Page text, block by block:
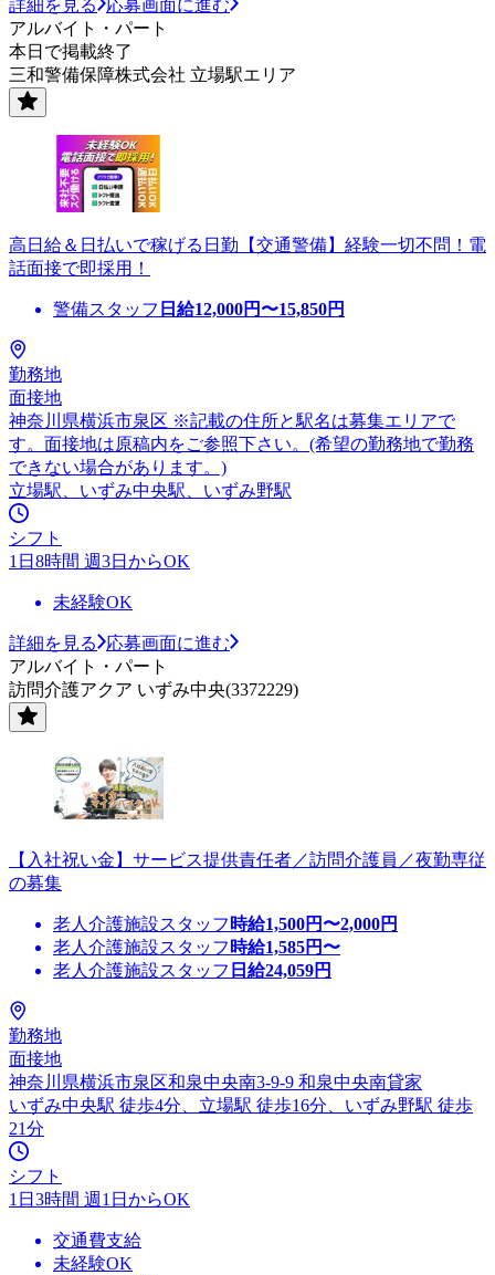
詳細を見る
応募画面に進む
アルバイト・パート
本日で掲載終了
三和警備保障株式会社 立場駅エリア
高日給＆日払いで稼げる日勤【交通警備】経験一切不問！電
話面接で即採用！
警備スタッフ 日給12,000円〜15,850円
勤務地
面接地
神奈川県横浜市泉区 ※記載の住所と駅名は募集エリアで
す。面接地は原稿内をご参照下さい。(希望の勤務地で勤務
できない場合があります。)
立場駅、いずみ中央駅、いずみ野駅
シフト
1日8時間 週3日からOK
未経験OK
詳細を見る
応募画面に進む
アルバイト・パート
訪問介護アクア いずみ中央(3372229)
【入社祝い金】サービス提供責任者／訪問介護員／夜勤専従
の募集
老人介護施設スタッフ 時給1,500円〜2,000円
老人介護施設スタッフ 時給1,585円〜
老人介護施設スタッフ 日給24,059円
勤務地
面接地
神奈川県横浜市泉区和泉中央南3-9-9 和泉中央南貸家
いずみ中央駅 徒歩4分、立場駅 徒歩16分、いずみ野駅 徒歩
21分
シフト
1日3時間 週1日からOK
交通費支給
未経験OK